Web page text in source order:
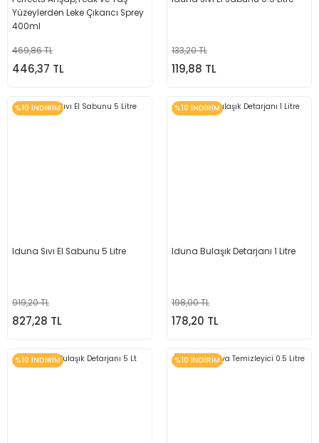
Yüzeylerden Leke Çıkarıcı Sprey
400ml
469,86 TL
446,37 TL
133,20 TL
119,88 TL
%10 İNDİRİM
Iduna Sıvı El Sabunu 5 Litre
919,20 TL
827,28 TL
%10 İNDİRİM
Iduna Bulaşık Detarjanı 1 Litre
198,00 TL
178,20 TL
%10 İNDİRİM %10 İNDİRİM